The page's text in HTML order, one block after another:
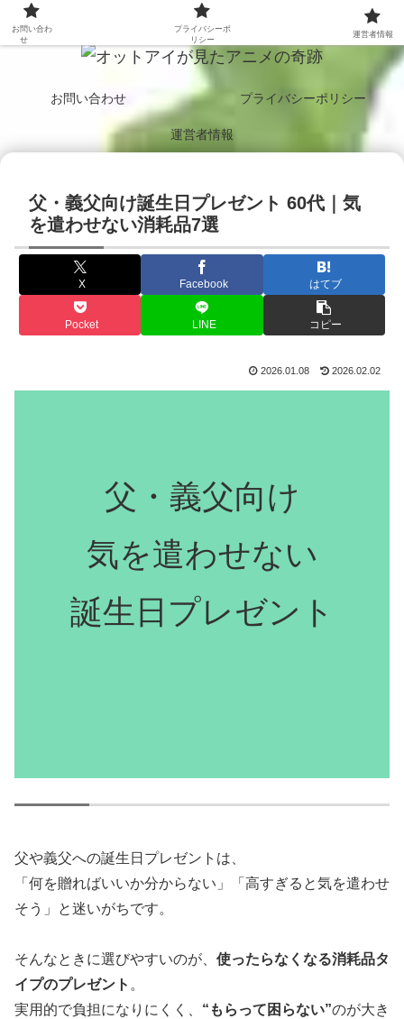
二色の瞳で見つめる、心震えるアニメたち。
お問い合わせ プライバシーポリシー
運営者情報
父・義父向け誕生日プレゼント 60代｜気
を遣わせない消耗品7選
X Facebook はてブ
Pocket LINE コピー
2026.01.08 2026.02.02
父・義父向け
気を遣わせない
誕生日プレゼント
父や義父への誕生日プレゼントは、
「何を贈ればいいか分からない」「高すぎると気を遣わせ
そう」と迷いがちです。
そんなときに選びやすいのが、 使ったらなくなる消耗品タ
イプのプレゼント 。
実用的で負担になりにくく、 “もらって困らない”のが大き
お問い合わ
せ
プライバシーポ
リシー
運営者情報